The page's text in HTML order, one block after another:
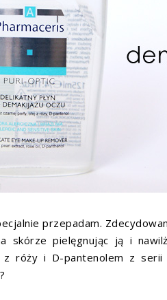
przepadam.
skórze pielęgnując ją i
z róży i D-pantenolem z serii